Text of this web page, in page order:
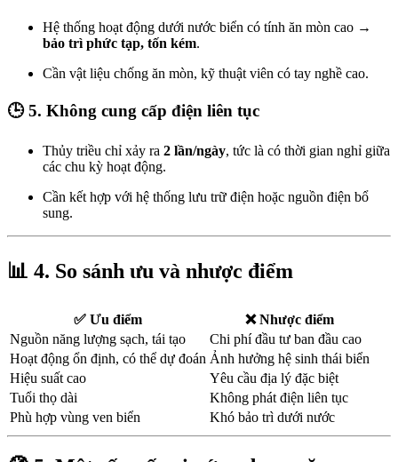
Hệ thống hoạt động dưới nước biển có tính ăn mòn cao →
bảo trì phức tạp, tốn kém.
Cần vật liệu chống ăn mòn, kỹ thuật viên có tay nghề cao.
🕒 5. Không cung cấp điện liên tục
Thủy triều chỉ xảy ra 2 lần/ngày, tức là có thời gian nghỉ giữa
các chu kỳ hoạt động.
Cần kết hợp với hệ thống lưu trữ điện hoặc nguồn điện bổ
sung.
📊 4. So sánh ưu và nhược điểm
✅ Ưu điểm
❌ Nhược điểm
Nguồn năng lượng sạch, tái tạo
Chi phí đầu tư ban đầu cao
Hoạt động ổn định, có thể dự đoán Ảnh hưởng hệ sinh thái biển
Hiệu suất cao
Yêu cầu địa lý đặc biệt
Tuổi thọ dài
Không phát điện liên tục
Phù hợp vùng ven biển
Khó bảo trì dưới nước